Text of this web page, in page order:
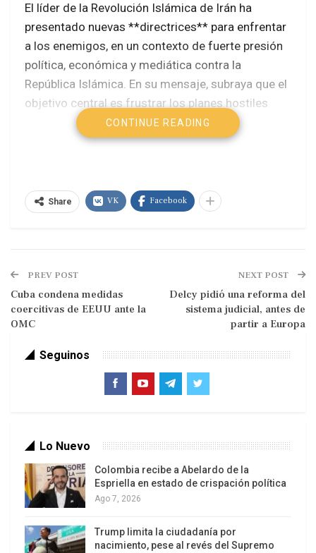
El líder de la Revolución Islámica de Irán ha
presentado nuevas **directrices** para enfrentar
a los enemigos, en un contexto de fuerte presión
política, económica y mediática contra la
República Islámica. En su mensaje, subraya que el
objetivo central es frustrar los planes hostiles
mediante el fortalecimiento del “poder nacional”,
concepto que combina unidad interna, resistencia
El líder insiste en que la frustración del enemigo
fortaleza del pensamiento, la voluntad y la
motivación del pueblo para defender su
independencia constituyen el núcleo del “poder
En sus directrices, el máximo dirigente iraní
advierte que los enemigos han dejado atrás las
económicas, campañas mediáticas y presión
diplomática para debilitar a Irán desde dentro. Por
ello, insta a conocer y actualizar el diagnóstico de
los complots enemigos, identificando sus nuevos
métodos para poder neutralizarlos con rapidez y
eficacia.
CONTINUE READING
Share VK Facebook
PREV POST
Cuba condena medidas
coercitivas de EEUU ante la
OMC
NEXT POST
Delcy pidió una reforma del
sistema judicial, antes de
partir a Europa
Seguinos
Lo Nuevo
Colombia recibe a Abelardo de la
Espriella en estado de crispación política
Ago 7, 2026
Trump limita la ciudadanía por
nacimiento, pese al revés del Supremo